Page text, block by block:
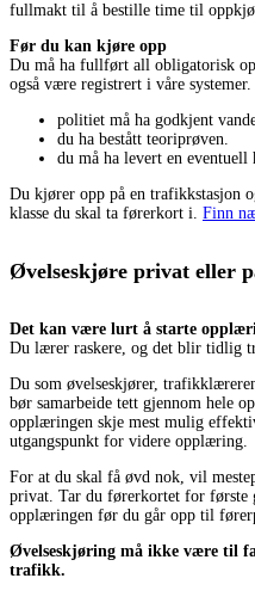
fullmakt til å bestille time til
Før du kan kjøre opp
Du må ha fullført all obligatorisk
også være registrert i våre
politiet må ha godkjent
du ha bestått teoriprøven.
du må ha levert en eventuell
Du kjører opp på en trafikkstasjon
klasse du skal ta førerkort i. Finn
Øvelseskjøre privat eller
Det kan være lurt å starte
Du lærer raskere, og det blir tidlig
Du som øvelseskjører,
bør samarbeide tett gjennom hele
opplæringen skje mest mulig
utgangspunkt for videre opplæring.
For at du skal få øvd nok, vil
privat. Tar du førerkortet for første
opplæringen før du går opp til
Øvelseskjøring må ikke være til
trafikk.